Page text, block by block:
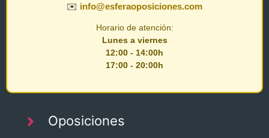
Oposiciones
✉️ info@esferaoposiciones.com
Horario de atención:
Lunes a viernes
12:00 - 14:00h
17:00 - 20:00h